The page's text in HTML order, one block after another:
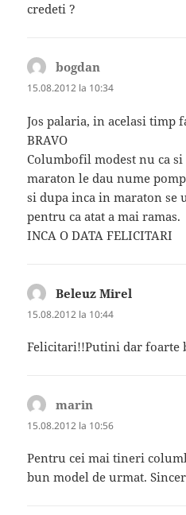
credeti ?
bogdan
15.08.2012 la 10:34
Jos palaria, in acelasi timp
BRAVO
Columbofil modest nu ca
maraton le dau nume
si dupa inca in maraton se
pentru ca atat a mai ramas.
INCA O DATA FELICITARI
Beleuz Mirel
15.08.2012 la 10:44
Felicitari!!Putini dar foarte
marin
15.08.2012 la 10:56
Pentru cei mai tineri
bun model de urmat.